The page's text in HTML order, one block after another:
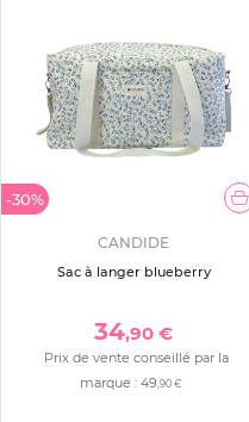
-30%
CANDIDE
Sac à langer blueberry
34,90 €
Prix de vente conseillé par la
marque :49,90 €